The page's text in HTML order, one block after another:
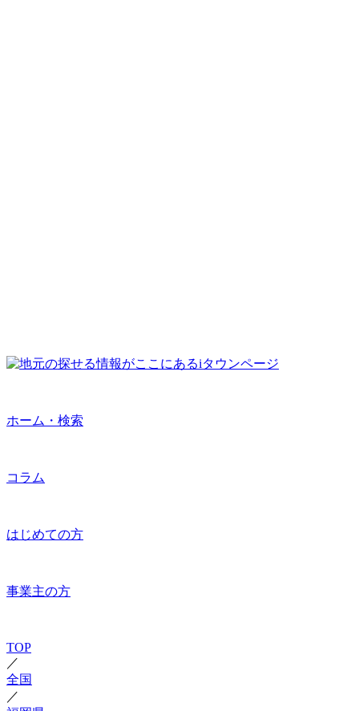
ホーム・検索
コラム
はじめての方
事業主の方
TOP
／
全国
／